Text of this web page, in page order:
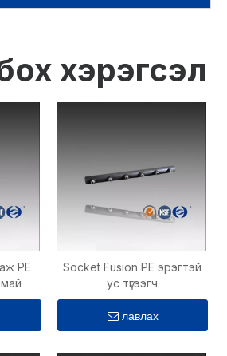
хэрэгсэл
PE
Socket Fusion PE эрэгтэй
ус түгээгч
лавлах